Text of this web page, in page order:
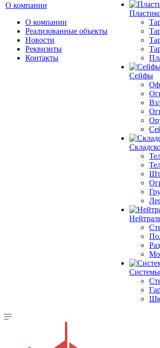
О компании
О компании
Реализованные объекты
Новости
Реквизиты
Контакты
Сейфы